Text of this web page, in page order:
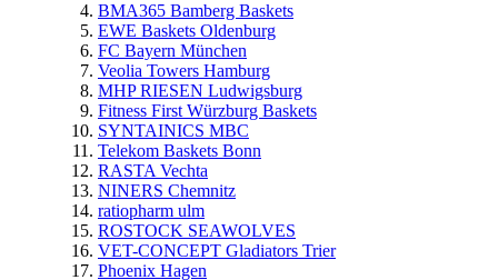
BMA365 Bamberg Baskets
EWE Baskets Oldenburg
FC Bayern München
Veolia Towers Hamburg
MHP RIESEN Ludwigsburg
Fitness First Würzburg Baskets
SYNTAINICS MBC
Telekom Baskets Bonn
RASTA Vechta
NINERS Chemnitz
ratiopharm ulm
ROSTOCK SEAWOLVES
VET-CONCEPT Gladiators Trier
Phoenix Hagen